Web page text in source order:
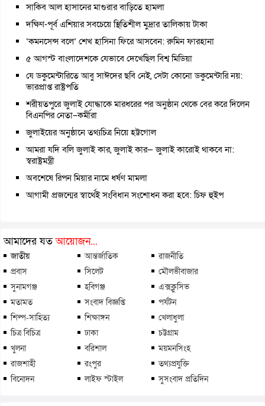
সাকিব আল হাসানের মাগুরার বাড়িতে হামলা
দক্ষিণ-পূর্ব এশিয়ার সবচেয়ে স্থিতিশীল মুদ্রার তালিকায় টাকা
‘কমনসেন্স বলে’ শেখ হাসিনা ফিরে আসবেন: রুমিন ফারহানা
৫ আগস্ট বাংলাদেশকে যেভাবে দেখেছিল বিশ্ব মিডিয়া
যে ডকুমেন্টারিতে আবু সাঈদের ছবি নেই, সেটা কোনো ডকুমেন্টারি নয়:
ভারপ্রাপ্ত রাষ্ট্রপতি
শরীয়তপুরে জুলাই যোদ্ধাকে মারধরের পর অনুষ্ঠান থেকে বের করে দিলেন
বিএনপির নেতা–কর্মীরা
জুলাইয়ের অনুষ্ঠানে তথ্যচিত্র নিয়ে হট্টগোল
আমরা যদি বলি জুলাই কার, জুলাই কার— জুলাই কারোই থাকবে না:
স্বরাষ্ট্রমন্ত্রী
অবশেষে রিপন মিয়ার নামে ধর্ষণ মামলা
আগামী প্রজন্মের স্বার্থেই সংবিধান সংশোধন করা হবে: চিফ হুইপ
আমাদের যতআয়োজন...
জাতীয় আন্তর্জাতিক
রাজনীতি
প্রবাস
সিলেট
মৌলভীবাজার
সুনামগঞ্জ
হবিগঞ্জ
এক্সক্লুসিভ
মতামত
সংবাদ বিজ্ঞপ্তি
পর্যটন
শিল্প-সাহিত্য
শিক্ষাঙ্গন
খেলাধুলা
চিত্র বিচিত্র
ঢাকা
চট্টগ্রাম
খুলনা
বরিশাল
ময়মনসিংহ
রাজশাহী
রংপুর
তথ্যপ্রযুক্তি
বিনোদন
লাইফ স্টাইল সুসংবাদ প্রতিদিন